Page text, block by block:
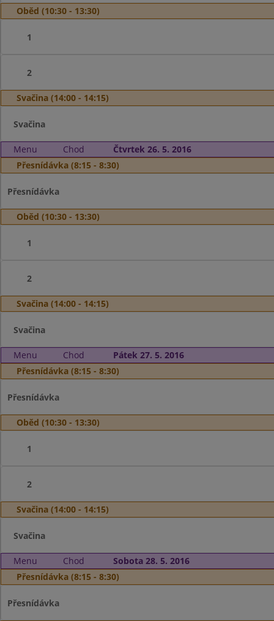
Oběd (10:30 - 13:30)
1
2
Svačina (14:00 - 14:15)
Svačina
Menu Chod
Čtvrtek 26. 5. 2016
Přesnídávka (8:15 - 8:30)
Přesnídávka
Oběd (10:30 - 13:30)
1
2
Svačina (14:00 - 14:15)
Svačina
Menu Chod
Pátek 27. 5. 2016
Přesnídávka (8:15 - 8:30)
Přesnídávka
Oběd (10:30 - 13:30)
1
2
Svačina (14:00 - 14:15)
Svačina
Menu Chod
Sobota 28. 5. 2016
Přesnídávka (8:15 - 8:30)
Přesnídávka